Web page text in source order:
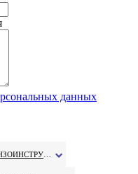
данных